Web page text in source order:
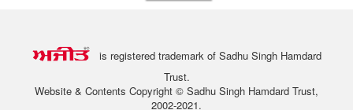
is registered trademark of Sadhu Singh Hamdard
Trust.
Website & Contents Copyright © Sadhu Singh Hamdard Trust,
2002-2021.